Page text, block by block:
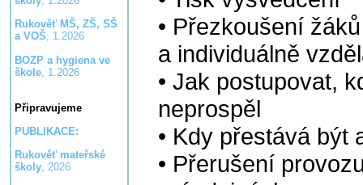
Rukověť MŠ, ZŠ, SŠ
a VOŠ, 1.2026
BOZP a hygiena ve
škole, 1.2026
Připravujeme
PUBLIKACE:
Rukověť mateřské
školy, 2026
• Přezkoušení
a individuálně
• Jak postupovat,
neprospěl
• Kdy přestává
• Přerušení